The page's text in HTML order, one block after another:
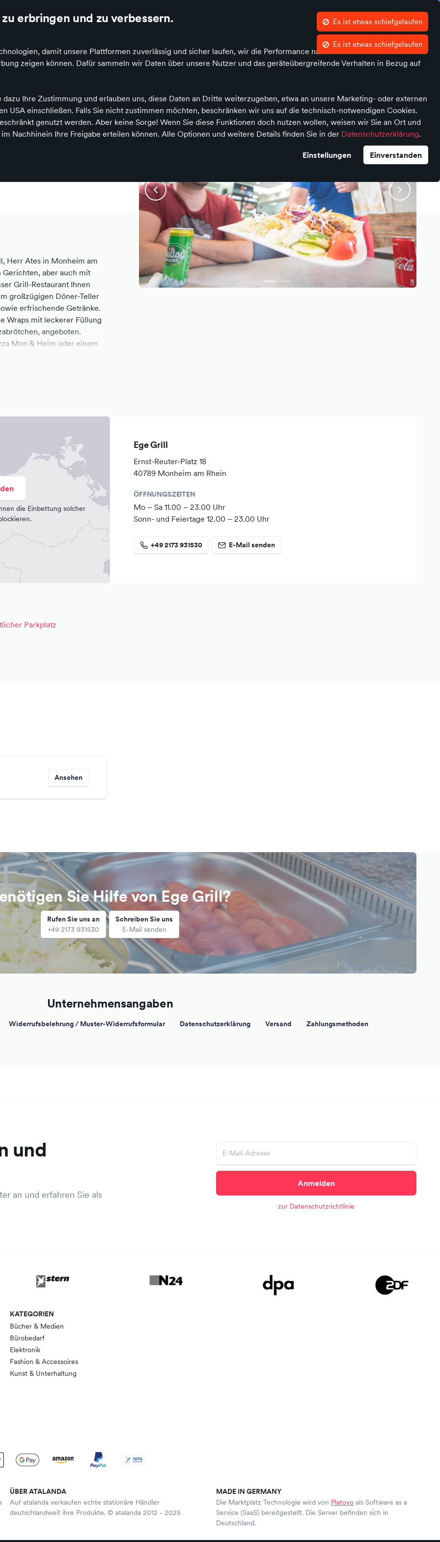
erbringen und zu verbessern.
damit unsere Plattformen zuverlässig und sicher laufen, wir die Performance nachvollziehen und Ihnen in
zeigen können. Dafür sammeln wir Daten über unsere Nutzer und das geräteübergreifende Verhalten in Bezug auf
Ihre Zustimmung und erlauben uns, diese Daten an Dritte weiterzugeben, etwa an unsere Marketing- oder externen
USA einschließen. Falls Sie nicht zustimmen möchten, beschränken wir uns auf die technisch-notwendigen Cookies.
genutzt werden. Aber keine Sorge! Wenn Sie diese Funktionen doch nutzen wollen, weisen wir Sie an Ort und
Nachhinein Ihre Freigabe erteilen können. Alle Optionen und weitere Details finden Sie in der Datenschutzerklärung.
Einstellungen Einverstanden
Mein Konto
Herr Ates in Monheim am
Gerichten, aber auch mit
Grill-Restaurant Ihnen
großzügigen Döner-Teller
erfrischende Getränke.
Wraps mit leckerer Füllung
angeboten.
Mon & Heim oder einem
schnelle und freundliche
am Rhein liefern wir
Lieferdienst bringt
eine köstliche Pizza oder
Auftreten und die
viel Wert auf die Frische
Speisen. Ob Döner oder
freut sich, Ihnen Ihr
alkoholische sowie
Immer lecker und
in Monheim am Rhein
die Einbettung solcher
Ege Grill
Ernst-Reuter-Platz 18
40789 Monheim am Rhein
ÖFFNUNGSZEITEN
Mo – Sa 11.00 – 23.00 Uhr
Sonn- und Feiertage 12.00 – 23.00 Uhr
+49 2173 931530 E-Mail senden
Parkplatz
Ansehen
Sie Hilfe von Ege Grill?
Rufen Sie uns an
+49 2173 931530
Schreiben Sie uns
E-Mail senden
Unternehmensangaben
Widerrufsbelehrung / Muster-Widerrufsformular Datenschutzerklärung Versand Zahlungsmethoden
und
an und erfahren Sie als
Anmelden
zur Datenschutzrichtlinie
KATEGORIEN
Bücher & Medien
Bürobedarf
Elektronik
Fashion & Accessoires
Kunst & Unterhaltung
ÜBER ATALANDA
Auf atalanda verkaufen echte stationäre Händler
deutschlandweit ihre Produkte. © atalanda 2012 - 2025
MADE IN GERMANY
Die Marktplatz Technologie wird von Platoyo als Software as a
Service (SaaS) bereitgestellt. Die Server befinden sich in
Deutschland.